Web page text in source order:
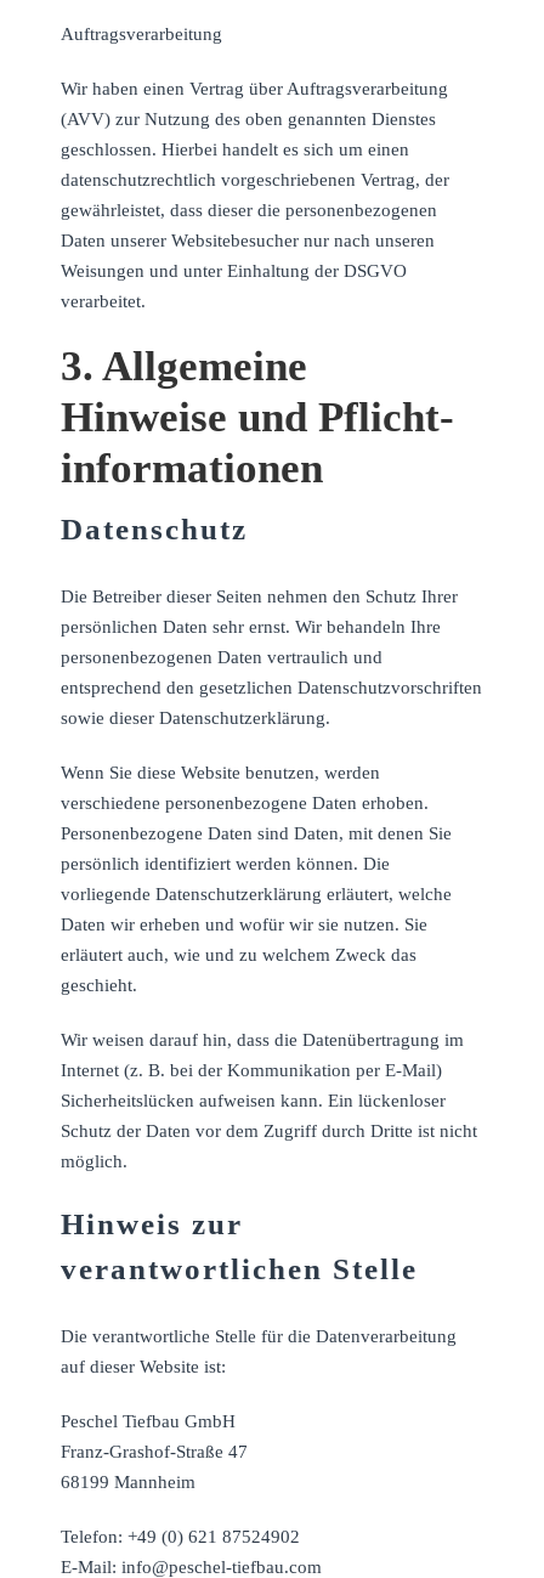
Auftragsverarbeitung
Wir haben einen Vertrag über Auftragsverarbeitung
(AVV) zur Nutzung des oben genannten Dienstes
geschlossen. Hierbei handelt es sich um einen
datenschutzrechtlich vorgeschriebenen Vertrag, der
gewährleistet, dass dieser die personenbezogenen
Daten unserer Websitebesucher nur nach unseren
Weisungen und unter Einhaltung der DSGVO
verarbeitet.
3. Allgemeine
Hinweise und Pflicht­
informationen
Datenschutz
Die Betreiber dieser Seiten nehmen den Schutz Ihrer
persönlichen Daten sehr ernst. Wir behandeln Ihre
personenbezogenen Daten vertraulich und
entsprechend den gesetzlichen Datenschutzvorschriften
sowie dieser Datenschutzerklärung.
Wenn Sie diese Website benutzen, werden
verschiedene personenbezogene Daten erhoben.
Personenbezogene Daten sind Daten, mit denen Sie
persönlich identifiziert werden können. Die
vorliegende Datenschutzerklärung erläutert, welche
Daten wir erheben und wofür wir sie nutzen. Sie
erläutert auch, wie und zu welchem Zweck das
geschieht.
Wir weisen darauf hin, dass die Datenübertragung im
Internet (z. B. bei der Kommunikation per E-Mail)
Sicherheitslücken aufweisen kann. Ein lückenloser
Schutz der Daten vor dem Zugriff durch Dritte ist nicht
möglich.
Hinweis zur
verantwortlichen Stelle
Die verantwortliche Stelle für die Datenverarbeitung
auf dieser Website ist:
Peschel Tiefbau GmbH
Franz-Grashof-Straße 47
68199 Mannheim
Telefon: +49 (0) 621 87524902
E-Mail: info@peschel-tiefbau.com